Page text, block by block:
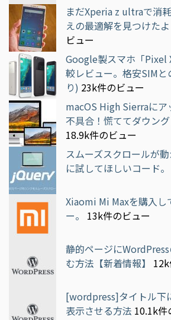
まだXperia z ultraで消
えの最適解を見つけたよ
ビュー
Google製スマホ「Pixel
較レビュー。格安SIM
り) 23k件のビュー
macOS High Sierraにア
不具合！慌ててダウング
18.9k件のビュー
スムーズスクロールが
に試してほしいコード。
Xiaomi Mi Maxを購入し
ー。
13k件のビュー
静的ページに
む方法【新着情報】
[wordpress]タイトル下
表示させる方法 10.1k件